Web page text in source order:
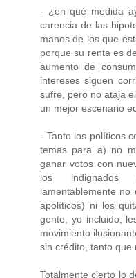
- ¿en qué medida
carencia de las
manos de los que
porque su renta es
aumento de
intereses siguen
sufre, pero no ataja
un mejor escenario
- Tanto los políticos
temas para a) no
ganar votos con
los indignados
lamentablemente
apolíticos) ni los
gente, yo incluido,
movimiento
sin crédito, tanto que
Totalmente cierto lo